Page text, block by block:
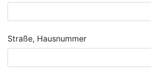
Straße, Hausnummer